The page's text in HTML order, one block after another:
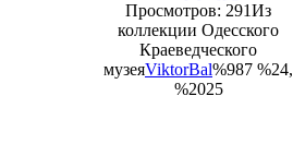
Просмотров: 291Из
коллекции Одесского
Краеведческого
музеяViktorBal%987 %24,
%2025